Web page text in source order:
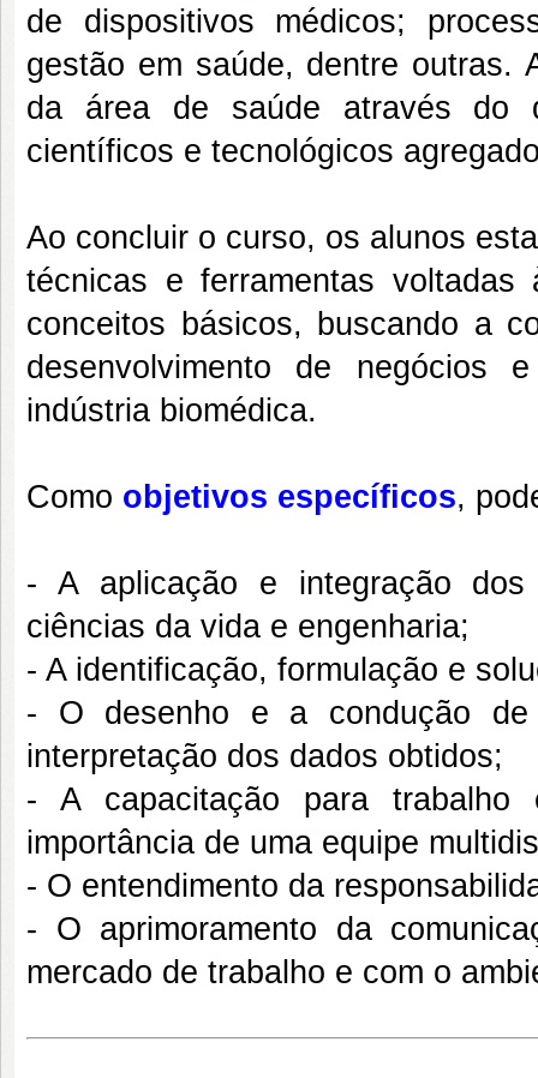
de dispositivos médicos;
gestão em saúde, dentre outras.
da área de saúde através do
científicos e tecnológicos
Ao concluir o curso, os alunos
técnicas e ferramentas
conceitos básicos, buscando a
desenvolvimento de negócios
indústria biomédica.
Como objetivos específicos,
- A aplicação e integração dos
ciências da vida e engenharia;
- A identificação, formulação e
- O desenho e a condução
interpretação dos dados obtidos;
- A capacitação para trabalho
importância de uma equipe
- O entendimento da
- O aprimoramento da
mercado de trabalho e com o